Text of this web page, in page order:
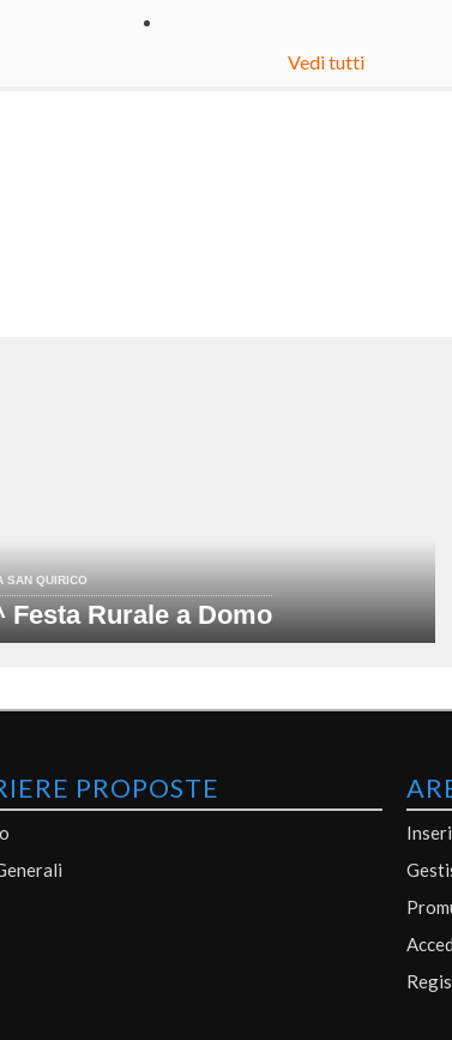
Vedi tutti
SAN QUIRICO
Festa Rurale a Domo
PROPOSTE